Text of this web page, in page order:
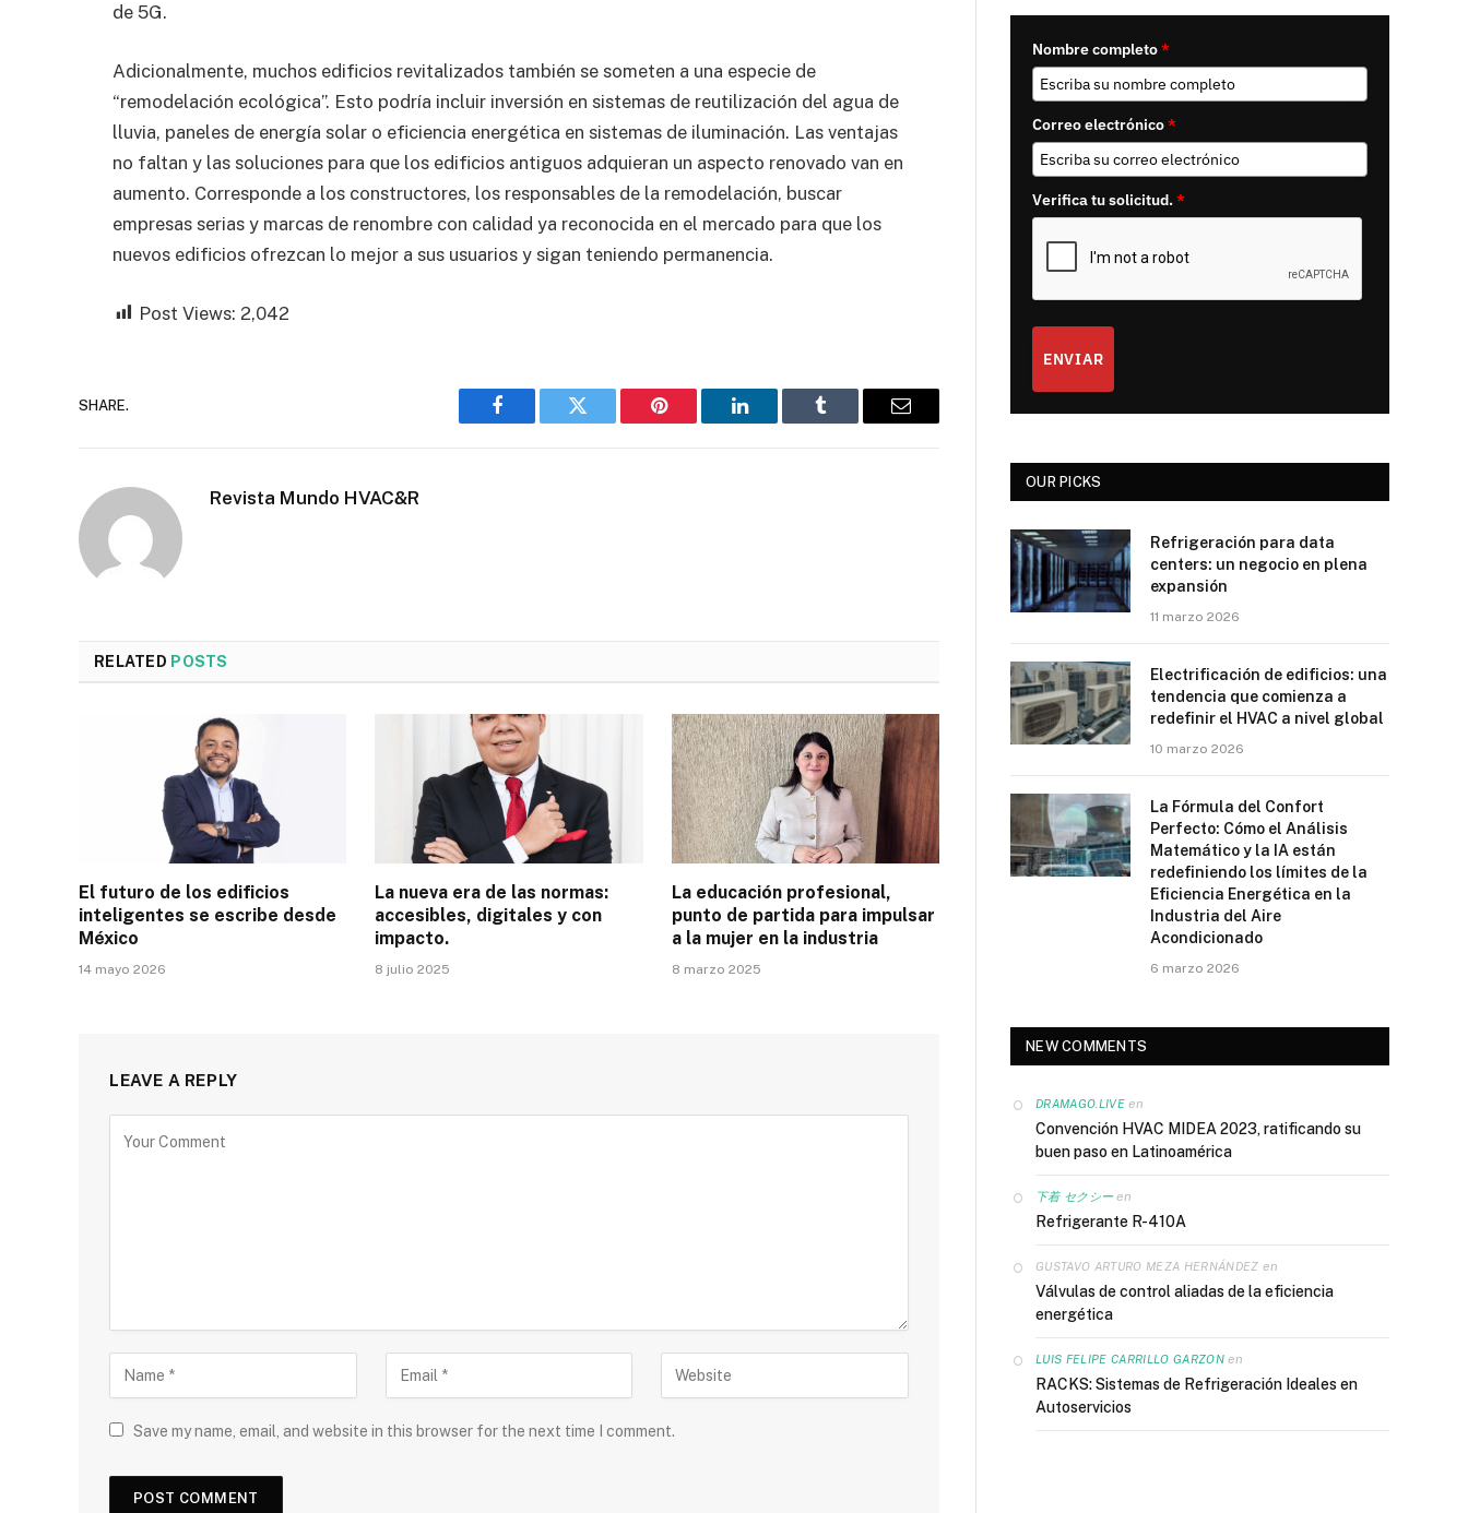
de 5G.
Adicionalmente, muchos edificios revitalizados también se someten a una especie de
“remodelación ecológica”. Esto podría incluir inversión en sistemas de reutilización del agua de
lluvia, paneles de energía solar o eficiencia energética en sistemas de iluminación. Las ventajas
no faltan y las soluciones para que los edificios antiguos adquieran un aspecto renovado van en
aumento. Corresponde a los constructores, los responsables de la remodelación, buscar
empresas serias y marcas de renombre con calidad ya reconocida en el mercado para que los
nuevos edificios ofrezcan lo mejor a sus usuarios y sigan teniendo permanencia.
Post Views: 2,042
SHARE.
Facebook Twitter Pinterest LinkedIn Tumblr Email
Revista Mundo HVAC&R
RELATED POSTS
El futuro de los edificios
inteligentes se escribe desde
México
14 mayo 2026
La nueva era de las normas:
accesibles, digitales y con
impacto.
8 julio 2025
La educación profesional,
punto de partida para impulsar
a la mujer en la industria
8 marzo 2025
LEAVE A REPLY
Save my name, email, and website in this browser for the next time I comment.
Nombre completo*
Correo electrónico*
Verifica tu solicitud.*
ENVIAR
OUR PICKS
Refrigeración para data
centers: un negocio en plena
expansión
11 marzo 2026
Electrificación de edificios: una
tendencia que comienza a
redefinir el HVAC a nivel global
10 marzo 2026
La Fórmula del Confort
Perfecto: Cómo el Análisis
Matemático y la IA están
redefiniendo los límites de la
Eficiencia Energética en la
Industria del Aire
Acondicionado
6 marzo 2026
NEW COMMENTS
DRAMAGO.LIVEen
Convención HVAC MIDEA 2023, ratificando su
buen paso en Latinoamérica
下着 セクシー en
Refrigerante R-410A
GUSTAVO ARTURO MEZA HERNÁNDEZ en
Válvulas de control aliadas de la eficiencia
energética
LUIS FELIPE CARRILLO GARZONen
RACKS: Sistemas de Refrigeración Ideales en
Autoservicios